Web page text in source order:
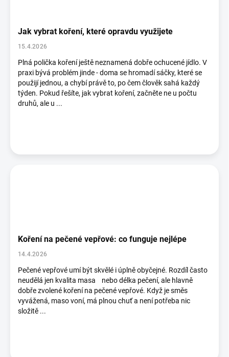
Jak vybrat koření, které opravdu využijete
15.4.2026
Plná polička koření ještě neznamená dobře ochucené jídlo. V
praxi bývá problém jinde - doma se hromadí sáčky, které se
použijí jednou, a chybí právě to, po čem člověk sahá každý
týden. Pokud řešíte, jak vybrat koření, začněte ne u počtu
druhů, ale u ...
Koření na pečené vepřové: co funguje nejlépe
14.4.2026
Pečené vepřové umí být skvělé i úplně obyčejné. Rozdíl často
neudělá jen kvalita masa nebo délka pečení, ale hlavně
dobře zvolené koření na pečené vepřové. Když je směs
vyvážená, maso voní, má plnou chuť a není potřeba nic
složitě ...